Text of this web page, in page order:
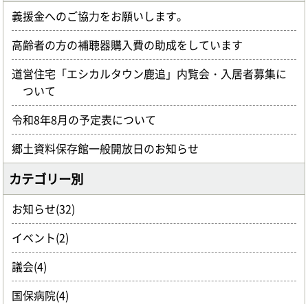
義援金へのご協力をお願いします。
高齢者の方の補聴器購入費の助成をしています
道営住宅「エシカルタウン鹿追」内覧会・入居者募集に
ついて
令和8年8月の予定表について
郷土資料保存館一般開放日のお知らせ
カテゴリー別
お知らせ(32)
イベント(2)
議会(4)
国保病院(4)